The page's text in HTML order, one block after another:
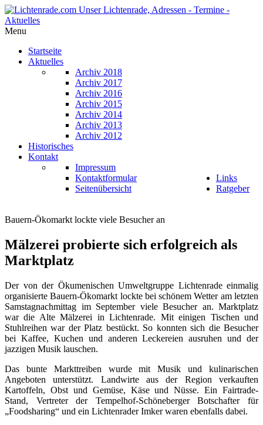
Menu
Startseite
Aktuelles
Archiv 2018
Archiv 2017
Archiv 2016
Archiv 2015
Archiv 2014
Archiv 2013
Archiv 2012
Historisches
Kontakt
Impressum
Kontaktformular
Seitenübersicht
Links
Ratgeber
Bauern-Ökomarkt lockte viele Besucher an
Mälzerei probierte sich erfolgreich als
Marktplatz
Der von der Ökumenischen Umweltgruppe Lichtenrade einmalig
organisierte Bauern-Ökomarkt lockte bei schönem Wetter am letzten
Samstagnachmittag im September viele Besucher an. Marktplatz
war die Alte Mälzerei in Lichtenrade. Mit einigen Tischen und
Stuhlreihen war der Platz bestückt. So konnten sich die Besucher
bei Kaffee, Kuchen und anderen Leckereien ausruhen und der
jazzigen Musik lauschen.
Das bunte Markttreiben wurde mit Musik und kulinarischen
Angeboten unterstützt. Landwirte aus der Region verkauften
Kartoffeln, Obst und Gemüse, Käse und Nüsse. Ein Fairtrade-
Stand, Vertreter der Tempelhof-Schöneberger Botschafter für
„Foodsharing“ und ein Lichtenrader Imker waren ebenfalls dabei.